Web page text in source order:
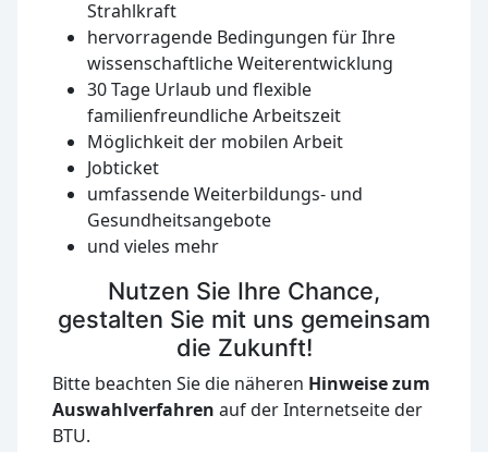
Strahlkraft
hervorragende Bedingungen für Ihre
wissenschaftliche Weiterentwicklung
30 Tage Urlaub und flexible
familienfreundliche Arbeitszeit
Möglichkeit der mobilen Arbeit
Jobticket
umfassende Weiterbildungs- und
Gesundheitsangebote
und vieles mehr
Nutzen Sie Ihre Chance,
gestalten Sie mit uns gemeinsam
die Zukunft!
Bitte beachten Sie die näheren Hinweise zum
Auswahlverfahren auf der Internetseite der
BTU.